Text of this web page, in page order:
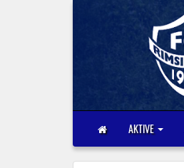
AKTIVE